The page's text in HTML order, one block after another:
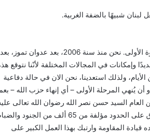
لبنان شبيهًا بالضفة الغربية.
هذه الخطوات أرادها نتنياهو وبدأ بحربه على لبنان لينجز الخطوة الأولى. نحن منذ سنة 2006، بعد عدوان تموز، بعد
وإمكانات في المجالات المختلفة لأنّنا نتوقع
ولذلك استعدينا، نحن الان في حالة دفاعية
أن يُنهي المرحلة الأولى – أي إنهاء حزب الله –
العام السيد حسن نصر الله رضوان الله تعالى
وهذا ما يُمكن أن يُسهّل عليه أن يجتاح لبنان ولذلك أحضر 5 فرق على الحدود مؤلفة من 65 ألف من
المقاومة وارتبك بهذا العمل الكبير على